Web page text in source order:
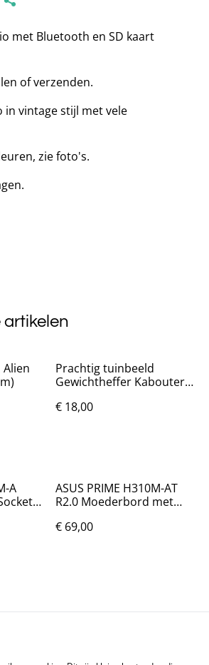
met Bluetooth en SD kaart
of verzenden.
in vintage stijl met vele
zie foto's.
artikelen
Prachtig tuinbeeld
Gewichtheffer Kabouter
€ 18,00
A
ASUS PRIME H310M-AT
R2.0 Moederbord met
maar in goede staat.
€ 69,00
Voorwaarden